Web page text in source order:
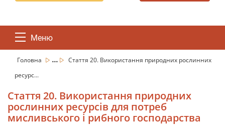
Меню
Головна ...
Стаття 20. Використання природних рослинних
ресурс...
Стаття 20. Використання природних
рослинних ресурсів для потреб
мисливського і рибного господарства